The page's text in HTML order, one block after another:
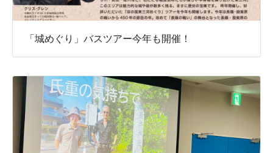
「城めぐり」バスツアー今年も開催！